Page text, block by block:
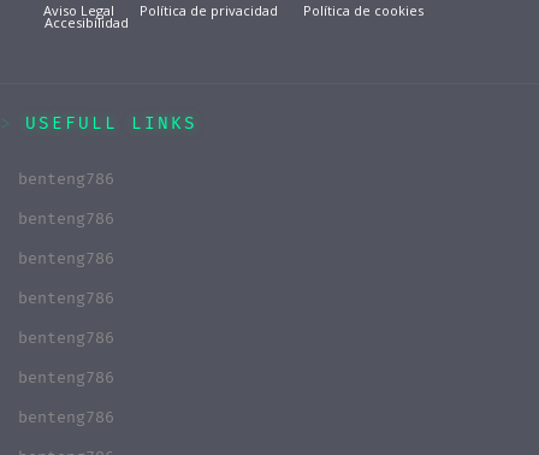
Aviso Legal Política de privacidad Política de cookies
Accesibilidad
USEFULL LINKS
benteng786
benteng786
benteng786
benteng786
benteng786
benteng786
benteng786